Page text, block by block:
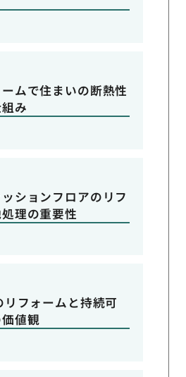
ムで住まいの断熱性
み
ションフロアのリフ
理の重要性
フォームと持続可
値観